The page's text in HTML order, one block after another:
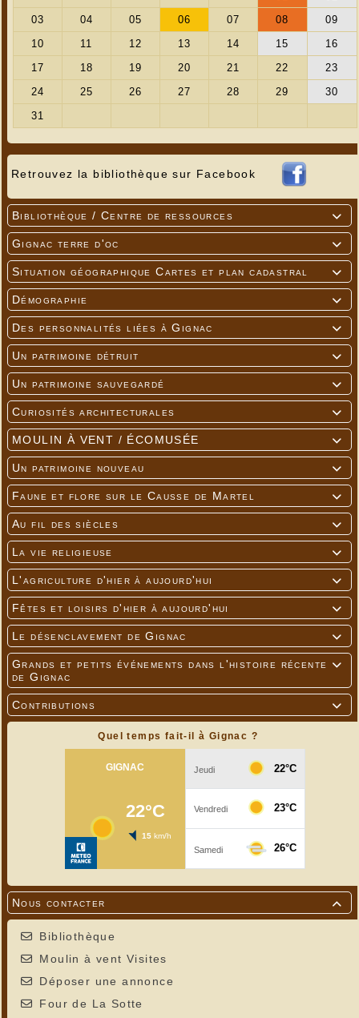
Retrouvez la bibliothèque sur Facebook

Bibliothèque / Centre de ressources

Gignac terre d'oc

Situation géographique Cartes et plan cadastral

Démographie

Des personnalités liées à Gignac

Un patrimoine détruit

Un patrimoine sauvegardé

Curiosités architecturales

MOULIN À VENT / ÉCOMUSÉE

Un patrimoine nouveau

Faune et flore sur le Causse de Martel

Au fil des siècles

La vie religieuse

L'agriculture d'hier à aujourd'hui

Fêtes et loisirs d'hier à aujourd'hui

Le désenclavement de Gignac

Grands et petits événements dans l'histoire récente
de Gignac

Contributions
Quel temps fait-il à Gignac ?

Nous contacter
Bibliothèque
Moulin à vent Visites
Déposer une annonce
Four de La Sotte